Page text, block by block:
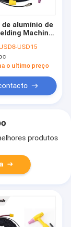
de alumínio de
Machine
TIG
USD15
o ultimo preço
produtos